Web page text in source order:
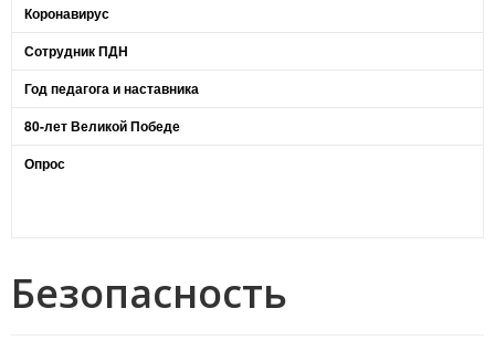
Коронавирус
Сотрудник ПДН
Год педагога и наставника
80-лет Великой Победе
Опрос
Безопасность